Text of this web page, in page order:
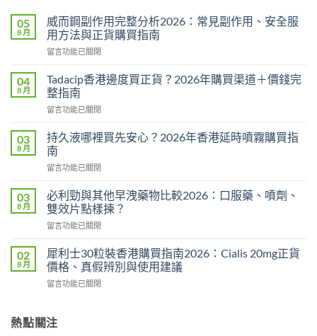
05
8 月
威而鋼副作用完整分析2026：常見副作用、安全服
用方法與正貨購買指南
在
而
鋼
副
作
完
整
分
析
常
見
作
安
全
服
法
與
留言功能已關閉
04
8 月
Tadacip香港邊度買正貨？2026年購買渠道＋價錢完
整指南
在
香
港
邊
度
正
貨？
2026
年
買
渠
＋
完
留言功能已關閉
03
8 月
持久液哪裡買先安心？2026年香港延時噴霧購買指
南
在
久
液
哪
裡
先
安
心？
2026
港
留言功能已關閉
03
8 月
必利勁與其他早洩藥物比較2026：口服藥、噴劑、
雙效片點樣揀？
在
利
勁
與
其
洩
留言功能已關閉
02
8 月
犀利士30粒裝香港購買指南2026：Cialis 20mg正貨
價格、真假辨別與使用建議
在
士
30
留言功能已關閉
熱點關注